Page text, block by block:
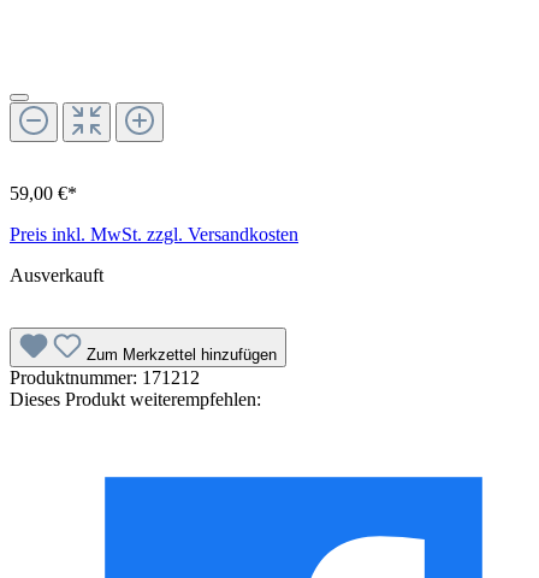
59,00 €*
Preis inkl. MwSt. zzgl. Versandkosten
Ausverkauft
Zum Merkzettel hinzufügen
Produktnummer: 171212
Dieses Produkt weiterempfehlen: